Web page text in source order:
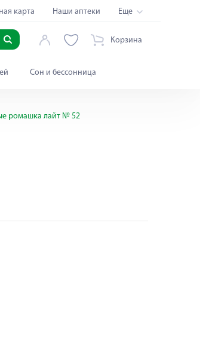
карта Наши аптеки Еще
Корзина
Сон и бессонница
ромашка лайт № 52